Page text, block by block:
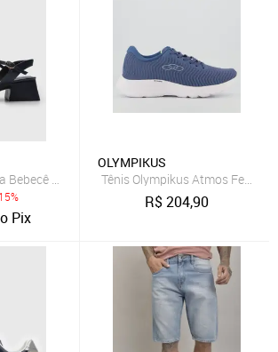
Bebecê Salto Bloco Azul-Marinho
Pix
OLYMPIKUS
Tênis Olympikus Atmos
R$204,90